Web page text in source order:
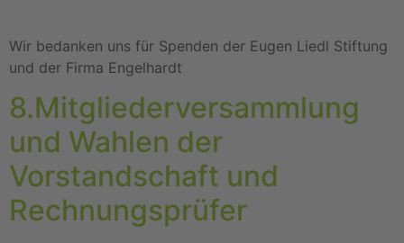
Wir bedanken uns für Spenden der Eugen Liedl Stiftung
und der Firma Engelhardt
8.Mitgliederversammlung
und Wahlen der
Vorstandschaft und
Rechnungsprüfer